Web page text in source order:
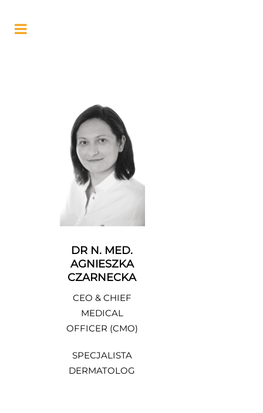
DR N. MED.
AGNIESZKA
CZARNECKA
CEO & CHIEF
MEDICAL
OFFICER (CMO)
SPECJALISTA
DERMATOLOG